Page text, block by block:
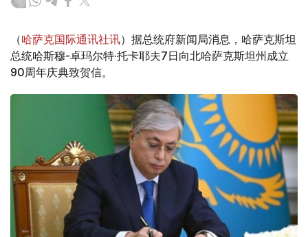
（哈萨克国际通讯社讯）据总统府新闻局消息，哈萨克斯坦
总统哈斯穆-卓玛尔特·托卡耶夫7日向北哈萨克斯坦州成立
90周年庆典致贺信。